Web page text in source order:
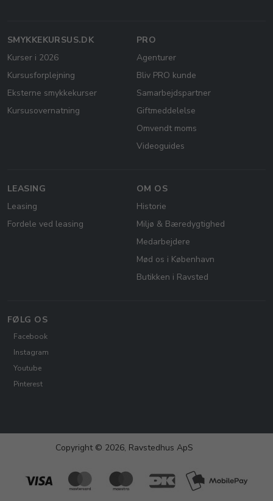
SMYKKEKURSUS.DK
Kurser i 2026
Kursusforplejning
Eksterne smykkekurser
Kursusovernatning
PRO
Agenturer
Bliv PRO kunde
Samarbejdspartner
Giftmeddelelse
Omvendt moms
Videoguides
LEASING
Leasing
Fordele ved leasing
OM OS
Historie
Miljø & Bæredygtighed
Medarbejdere
Mød os i København
Butikken i Ravsted
FØLG OS
Facebook
Instagram
Youtube
Pinterest
Copyright © 2026, Ravstedhus ApS